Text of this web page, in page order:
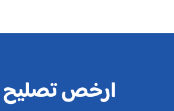
ارخص تصليح